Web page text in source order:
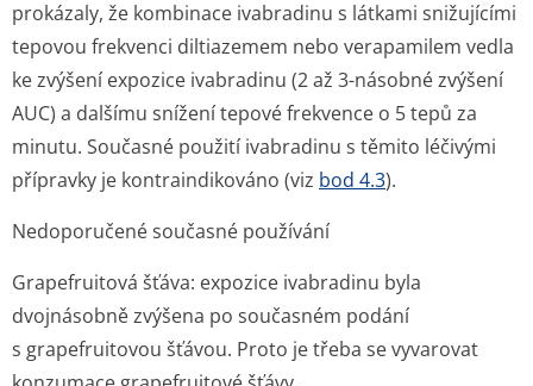
prokázaly, že kombinace ivabradinu s látkami snižujícími
tepovou frekvenci diltiazemem nebo verapamilem vedla
ke zvýšení expozice ivabradinu (2 až 3-násobné zvýšení
AUC) a dalšímu snížení tepové frekvence o 5 tepů za
minutu. Současné použití ivabradinu s těmito léčivými
přípravky je kontraindikováno (viz bod 4.3).
Nedoporučené současné používání
Grapefruitová šťáva: expozice ivabradinu byla
dvojnásobně zvýšena po současném podání
s grapefruitovou šťávou. Proto je třeba se vyvarovat